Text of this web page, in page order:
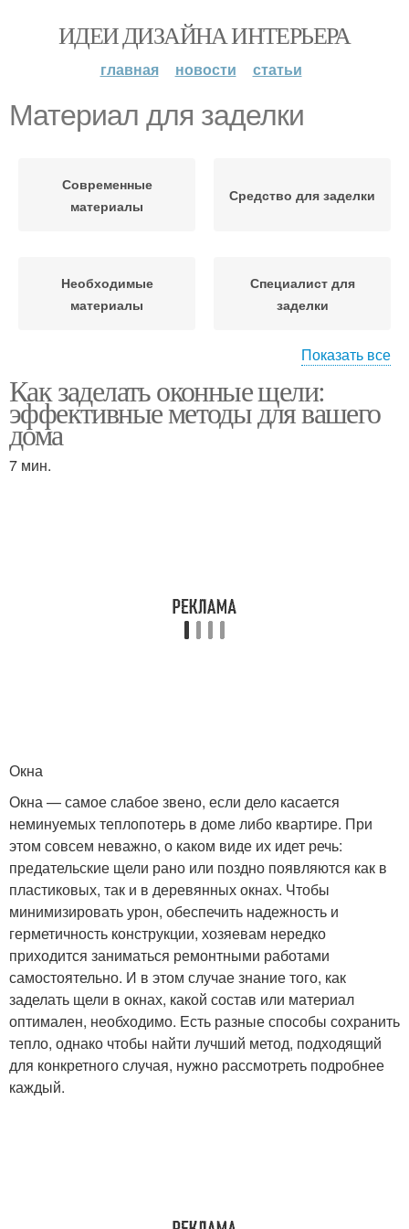
ИДЕИ ДИЗАЙНА ИНТЕРЬЕРА
главная новости статьи
Материал для заделки
Современные
материалы
Средство для заделки
Необходимые
материалы
Специалист для
заделки
Руководство по заделке Материалы для работы
Показать все
Как заделать оконные щели:
эффективные методы для вашего
дома
7 мин.
Окна
Окна — самое слабое звено, если дело касается
неминуемых теплопотерь в доме либо квартире. При
этом совсем неважно, о каком виде их идет речь:
предательские щели рано или поздно появляются как в
пластиковых, так и в деревянных окнах. Чтобы
минимизировать урон, обеспечить надежность и
герметичность конструкции, хозяевам нередко
приходится заниматься ремонтными работами
самостоятельно. И в этом случае знание того, как
заделать щели в окнах, какой состав или материал
оптимален, необходимо. Есть разные способы сохранить
тепло, однако чтобы найти лучший метод, подходящий
для конкретного случая, нужно рассмотреть подробнее
каждый.